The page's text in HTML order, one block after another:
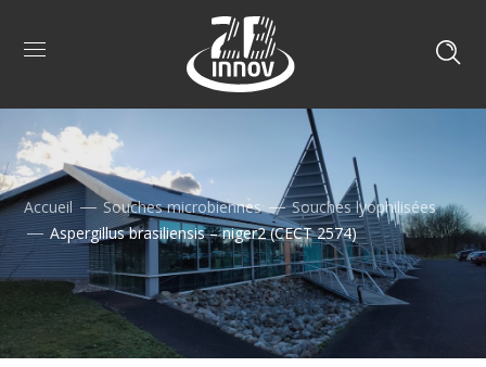
Accueil Souches microbiennes
Souches lyophilisées
Aspergillus brasiliensis – niger2 (CECT 2574)